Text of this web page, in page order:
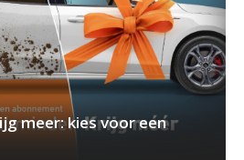
meer: kies voor een